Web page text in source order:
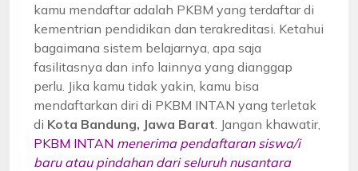
kamu mendaftar adalah PKBM yang terdaftar di
kementrian pendidikan dan terakreditasi. Ketahui
bagaimana sistem belajarnya, apa saja
fasilitasnya dan info lainnya yang dianggap
perlu. Jika kamu tidak yakin, kamu bisa
mendaftarkan diri di PKBM INTAN yang terletak
di Kota Bandung, Jawa Barat . Jangan khawatir,
PKBM INTAN menerima pendaftaran siswa/i
baru atau pindahan dari seluruh nusantara